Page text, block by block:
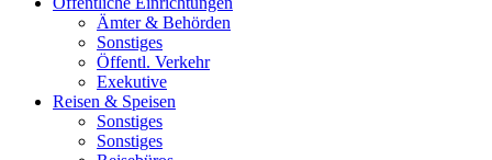
Ämter & Behörden
Sonstiges
Öffentl. Verkehr
Exekutive
Reisen & Speisen
Sonstiges
Sonstiges